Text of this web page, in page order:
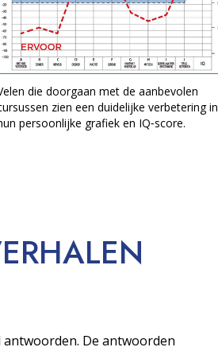
die doorgaan met de aanbevolen
zien een duidelijke verbetering in
persoonlijke grafiek en IQ‑score.
antwoorden. De antwoorden